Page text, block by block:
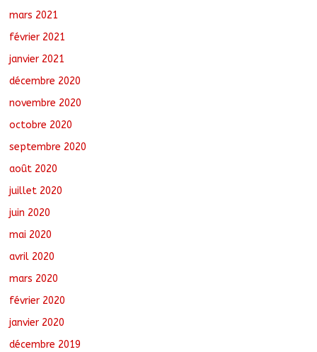
mars 2021
février 2021
janvier 2021
décembre 2020
novembre 2020
octobre 2020
septembre 2020
août 2020
juillet 2020
juin 2020
mai 2020
avril 2020
mars 2020
février 2020
janvier 2020
décembre 2019